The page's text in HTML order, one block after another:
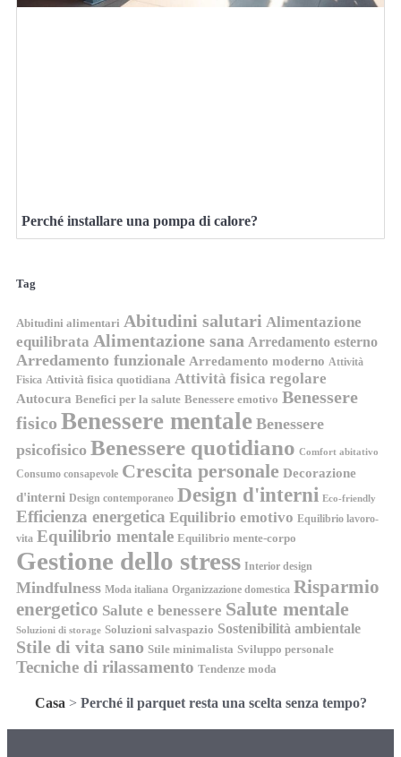
Perché installare una pompa di calore?
Tag
Abitudini alimentari Abitudini salutari Alimentazione
equilibrata Alimentazione sana Arredamento esterno
Arredamento funzionale Arredamento moderno Attività
Fisica Attività fisica quotidiana Attività fisica regolare
Autocura Benefici per la salute Benessere emotivo Benessere
fisico Benessere mentale Benessere
psicofisico Benessere quotidiano Comfort abitativo
Consumo consapevole Crescita personale Decorazione
d'interni Design contemporaneo Design d'interni Eco-friendly
Efficienza energetica Equilibrio emotivo Equilibrio lavoro-
vita Equilibrio mentale Equilibrio mente-corpo
Gestione dello stress Interior design
Mindfulness Moda italiana Organizzazione domestica Risparmio
energetico Salute e benessere Salute mentale
Soluzioni di storage Soluzioni salvaspazio Sostenibilità ambientale
Stile di vita sano Stile minimalista Sviluppo personale
Tecniche di rilassamento Tendenze moda
Casa > Perché il parquet resta una scelta senza tempo?